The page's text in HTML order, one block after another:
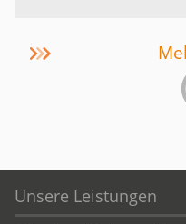
Unsere Leistungen